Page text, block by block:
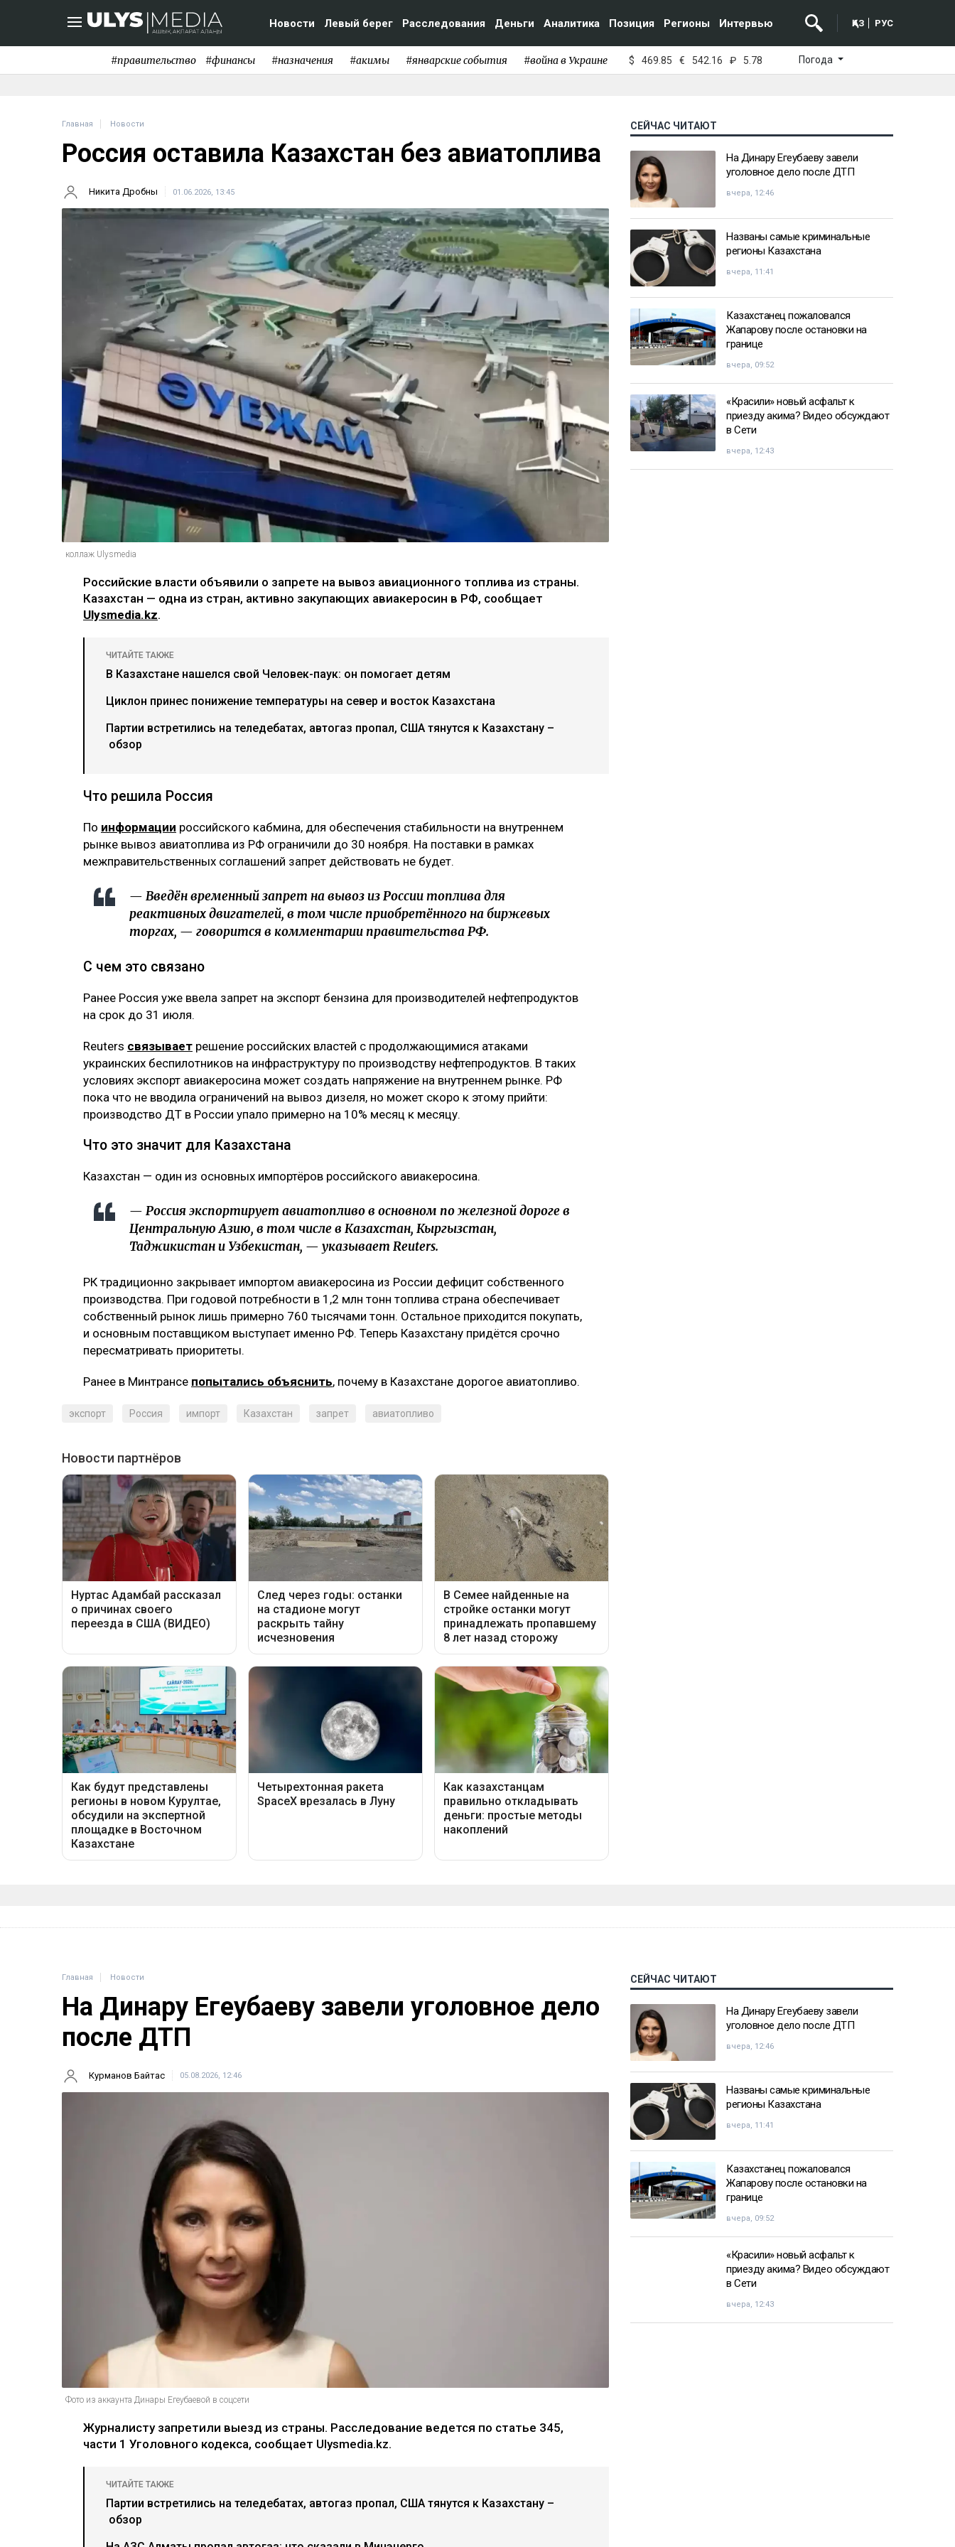
Новости Левый берег Расследования Деньги Аналитика Позиция Регионы Интервью ҚАЗ РУС
#правительство #финансы #назначения #акимы #январские события #война в Украине $ 469.85 € 542.16 ₽ 5.78 Погода
Главная Новости
Россия оставила Казахстан без авиатоплива
Никита Дробны 01.06.2026, 13:45
коллаж Ulysmedia
Российские власти объявили о запрете на вывоз авиационного топлива из страны.
Казахстан — одна из стран, активно закупающих авиакеросин в РФ, сообщает
Ulysmedia.kz.
ЧИТАЙТЕ ТАКЖЕ
В Казахстане нашелся свой Человек-паук: он помогает детям
Циклон принес понижение температуры на север и восток Казахстана
Партии встретились на теледебатах, автогаз пропал, США тянутся к Казахстану –
обзор
Что решила Россия
По информации российского кабмина, для обеспечения стабильности на внутреннем
рынке вывоз авиатоплива из РФ ограничили до 30 ноября. На поставки в рамках
межправительственных соглашений запрет действовать не будет.
— Введён временный запрет на вывоз из России топлива для
реактивных двигателей, в том числе приобретённого на биржевых
торгах, — говорится в комментарии правительства РФ.
С чем это связано
Ранее Россия уже ввела запрет на экспорт бензина для производителей нефтепродуктов
на срок до 31 июля.
Reuters связывает решение российских властей с продолжающимися атаками
украинских беспилотников на инфраструктуру по производству нефтепродуктов. В таких
условиях экспорт авиакеросина может создать напряжение на внутреннем рынке. РФ
пока что не вводила ограничений на вывоз дизеля, но может скоро к этому прийти:
производство ДТ в России упало примерно на 10% месяц к месяцу.
Что это значит для Казахстана
Казахстан — один из основных импортёров российского авиакеросина.
— Россия экспортирует авиатопливо в основном по железной дороге в
Центральную Азию, в том числе в Казахстан, Кыргызстан,
Таджикистан и Узбекистан, — указывает Reuters.
РК традиционно закрывает импортом авиакеросина из России дефицит собственного
производства. При годовой потребности в 1,2 млн тонн топлива страна обеспечивает
собственный рынок лишь примерно 760 тысячами тонн. Остальное приходится покупать,
и основным поставщиком выступает именно РФ. Теперь Казахстану придётся срочно
пересматривать приоритеты.
Ранее в Минтрансе попытались объяснить, почему в Казахстане дорогое авиатопливо.
экспорт Россия импорт Казахстан запрет авиатопливо
СЕЙЧАС ЧИТАЮТ
На Динару Егеубаеву завели
уголовное дело после ДТП
вчера, 12:46
Названы самые криминальные
регионы Казахстана
вчера, 11:41
Казахстанец пожаловался
Жапарову после остановки на
границе
вчера, 09:52
«Красили» новый асфальт к
приезду акима? Видео обсуждают
в Сети
вчера, 12:43
Главная Новости
На Динару Егеубаеву завели уголовное дело
после ДТП
Курманов Байтас 05.08.2026, 12:46
Фото из аккаунта Динары Егеубаевой в соцсети
Журналисту запретили выезд из страны. Расследование ведется по статье 345,
части 1 Уголовного кодекса, сообщает Ulysmedia.kz.
ЧИТАЙТЕ ТАКЖЕ
Партии встретились на теледебатах, автогаз пропал, США тянутся к Казахстану –
обзор
СЕЙЧАС ЧИТАЮТ
На Динару Егеубаеву завели
уголовное дело после ДТП
вчера, 12:46
Названы самые криминальные
регионы Казахстана
вчера, 11:41
Казахстанец пожаловался
Жапарову после остановки на
границе
вчера, 09:52
«Красили» новый асфальт к
приезду акима? Видео обсуждают
в Сети
вчера, 12:43